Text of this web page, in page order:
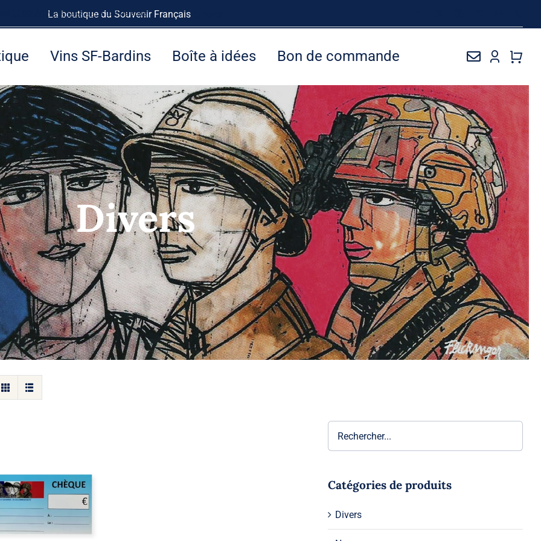
La boutique du Souvenir Français
LE SOUVENIR FRANÇAISà tout de suite.
Vins SF-Bardins Boîte à idées Bon de commande
Divers
de cheque
Catégories de produits
Divers